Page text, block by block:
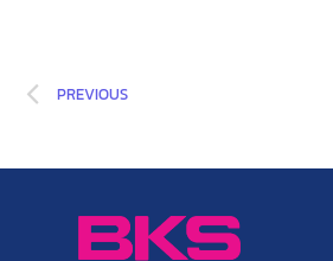
PREVIOUS